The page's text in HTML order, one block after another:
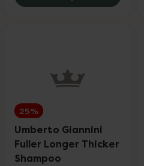
25%
Umberto Giannini
Fuller Longer Thicker
Shampoo